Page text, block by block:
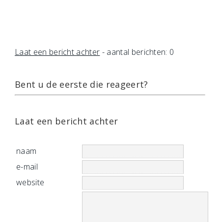
Laat een bericht achter - aantal berichten: 0
Bent u de eerste die reageert?
Laat een bericht achter
naam
e-mail
website